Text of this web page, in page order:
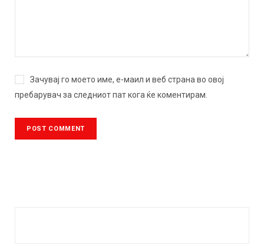
Зачувај го моето име, е-маил и веб страна во овој
пребарувач за следниот пат кога ќе коментирам.